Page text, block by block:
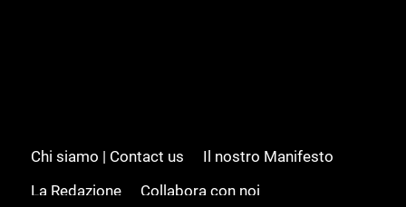
Chi siamo | Contact us
Il nostro Manifesto
La Redazione
Collabora con noi